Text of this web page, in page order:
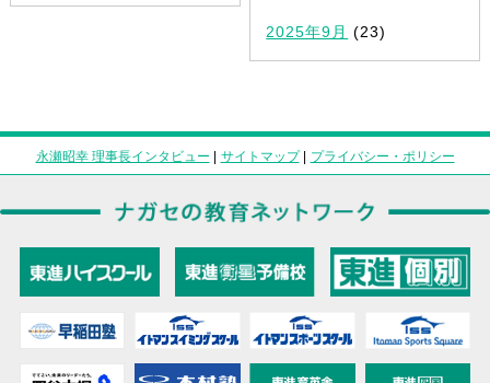
2025年9月 (23)
永瀬昭幸 理事長インタビュー | サイトマップ| プライバシー・ポリシー